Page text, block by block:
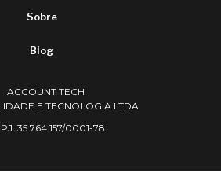
Sobre
Blog
ACCOUNT TECH
E TECNOLOGIA LTDA
35.764.157/0001-78